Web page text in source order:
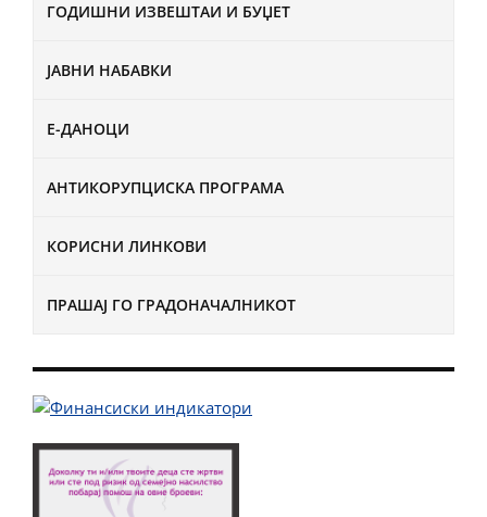
ГОДИШНИ ИЗВЕШТАИ И БУЏЕТ
ЈАВНИ НАБАВКИ
Е-ДАНОЦИ
АНТИКОРУПЦИСКА ПРОГРАМА
КОРИСНИ ЛИНКОВИ
ПРАШАЈ ГО ГРАДОНАЧАЛНИКОТ